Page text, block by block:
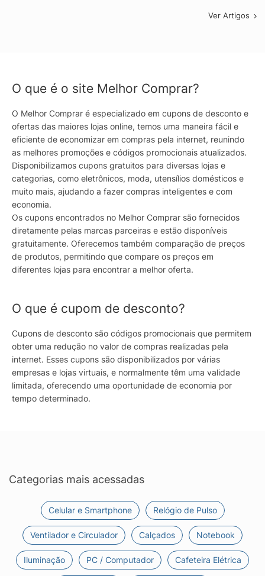
Ver Artigos
O que é o site Melhor Comprar?
O Melhor Comprar é especializado em cupons de desconto e
ofertas das maiores lojas online, temos uma maneira fácil e
eficiente de economizar em compras pela internet, reunindo
as melhores promoções e códigos promocionais atualizados.
Disponibilizamos cupons gratuitos para diversas lojas e
categorias, como eletrônicos, moda, utensílios domésticos e
muito mais, ajudando a fazer compras inteligentes e com
economia.
Os cupons encontrados no Melhor Comprar são fornecidos
diretamente pelas marcas parceiras e estão disponíveis
gratuitamente. Oferecemos também comparação de preços
de produtos, permitindo que compare os preços em
diferentes lojas para encontrar a melhor oferta.
O que é cupom de desconto?
Cupons de desconto são códigos promocionais que permitem
obter uma redução no valor de compras realizadas pela
internet. Esses cupons são disponibilizados por várias
empresas e lojas virtuais, e normalmente têm uma validade
limitada, oferecendo uma oportunidade de economia por
tempo determinado.
Categorias mais acessadas
Celular e Smartphone Relógio de Pulso
Ventilador e Circulador Calçados Notebook
Iluminação PC / Computador Cafeteira Elétrica